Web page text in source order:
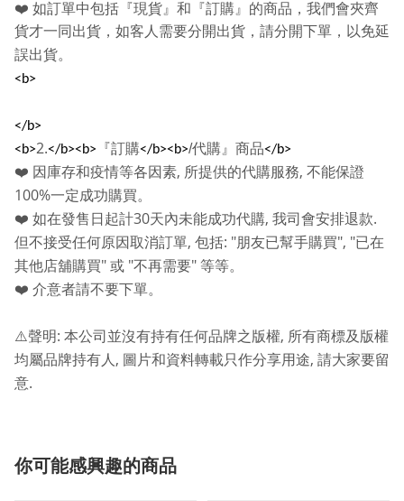
❤️ 如訂單中包括『現貨』和『訂購』的商品，我們會夾齊
貨才一同出貨，如客人需要分開出貨，請分開下單，以免延
誤出貨。
<b>
</b>
<b>2.</b><b> 『訂購</b><b>/代購』商品</b>
❤️ 因庫存和疫情等各因素, 所提供的代購服務, 不能保證
100%一定成功購買。
❤️ 如在發售日起計30天內未能成功代購, 我司會安排退款.
但不接受任何原因取消訂單, 包括: "朋友已幫手購買", "已在
其他店舖購買" 或 "不再需要" 等等。
❤️ 介意者請不要下單。
⚠️聲明: 本公司並沒有持有任何品牌之版權, 所有商標及版權
均屬品牌持有人 , 圖片和資料轉載只作分享用途, 請大家要留
意.
你可能感興趣的商品